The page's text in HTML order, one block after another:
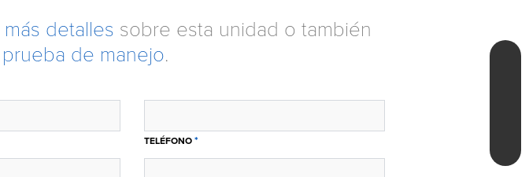
más detalles sobre esta unidad o también
prueba de manejo.
TELÉFONO *